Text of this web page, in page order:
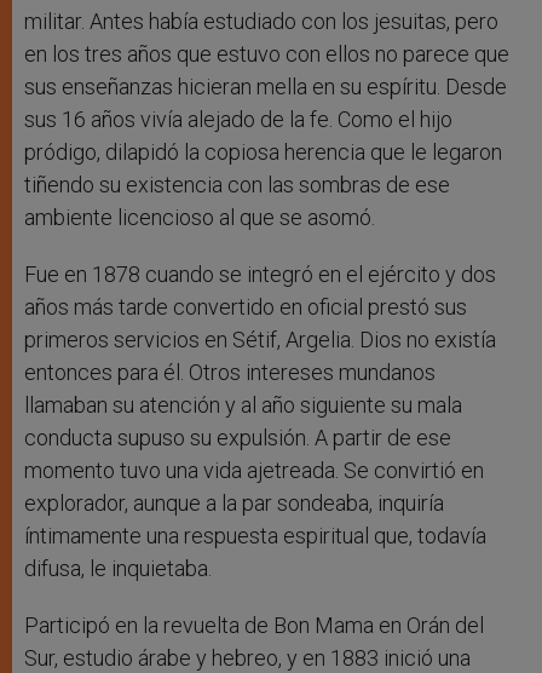
militar. Antes había estudiado con los jesuitas, pero
en los tres años que estuvo con ellos no parece que
sus enseñanzas hicieran mella en su espíritu. Desde
sus 16 años vivía alejado de la fe. Como el hijo
pródigo, dilapidó la copiosa herencia que le legaron
tiñendo su existencia con las sombras de ese
ambiente licencioso al que se asomó.
Fue en 1878 cuando se integró en el ejército y dos
años más tarde convertido en oficial prestó sus
primeros servicios en Sétif, Argelia. Dios no existía
entonces para él. Otros intereses mundanos
llamaban su atención y al año siguiente su mala
conducta supuso su expulsión. A partir de ese
momento tuvo una vida ajetreada. Se convirtió en
explorador, aunque a la par sondeaba, inquiría
íntimamente una respuesta espiritual que, todavía
difusa, le inquietaba.
Participó en la revuelta de Bon Mama en Orán del
Sur, estudio árabe y hebreo, y en 1883 inició una